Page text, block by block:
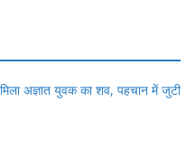
अज्ञात युवक का शव, पहचान में जुटी